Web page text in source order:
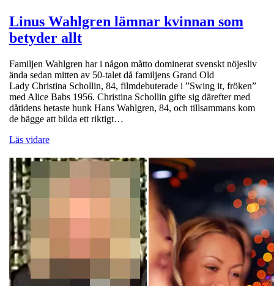
Linus Wahlgren lämnar kvinnan som
betyder allt
Familjen Wahlgren har i någon måtto dominerat svenskt nöjesliv
ända sedan mitten av 50-talet då familjens Grand Old
Lady Christina Schollin, 84, filmdebuterade i ”Swing it, fröken”
med Alice Babs 1956. Christina Schollin gifte sig därefter med
dåtidens hetaste hunk Hans Wahlgren, 84, och tillsammans kom
de bägge att bilda ett riktigt…
Läs vidare